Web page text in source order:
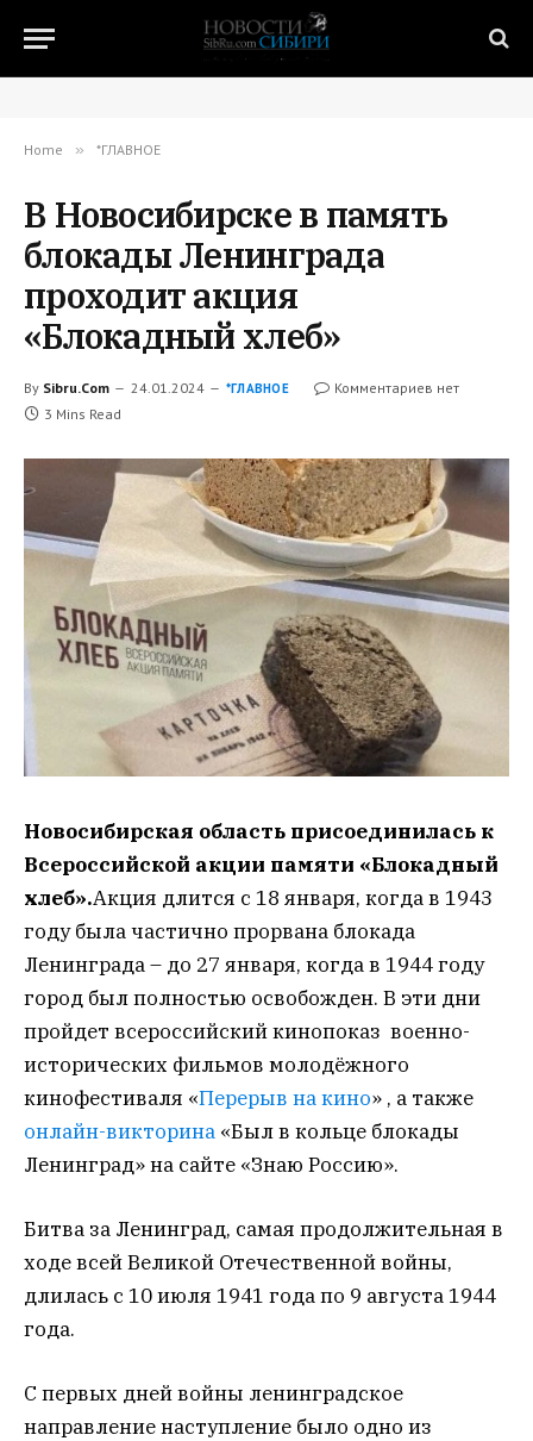
Home » *ГЛАВНОЕ
В Новосибирске в память
блокады Ленинграда
проходит акция
«Блокадный хлеб»
By Sibru.Com 24.01.2024 *ГЛАВНОЕ
Комментариев нет
3 Mins Read
Новосибирская область присоединилась к
Всероссийской акции памяти «Блокадный
хлеб».Акция длится с 18 января, когда в 1943
году была частично прорвана блокада
Ленинграда – до 27 января, когда в 1944 году
город был полностью освобожден. В эти дни
пройдет всероссийский кинопоказ военно-
исторических фильмов молодёжного
кинофестиваля «Перерыв на кино» , а также
онлайн-викторина «Был в кольце блокады
Ленинград» на сайте «Знаю Россию».
Битва за Ленинград, самая продолжительная в
ходе всей Великой Отечественной войны,
длилась с 10 июля 1941 года по 9 августа 1944
года.
С первых дней войны ленинградское
направление наступление было одно из